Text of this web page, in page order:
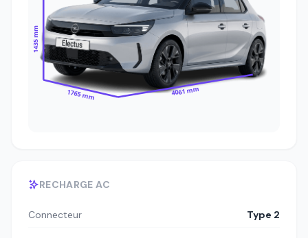
1435 mm
1765 mm 4061 mm
RECHARGE AC
Connecteur Type 2